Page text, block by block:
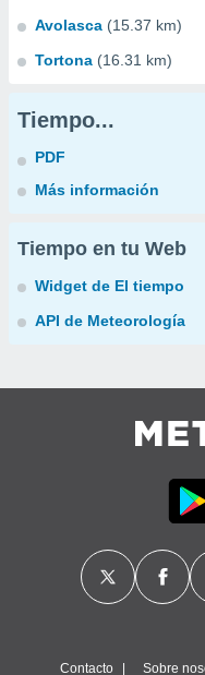
Avolasca (15.37 km)
Tortona (16.31 km)
Tiempo...
PDF
Más información
Tiempo en tu Web
Widget de El tiempo
API de Meteorología
Contacto Sobre